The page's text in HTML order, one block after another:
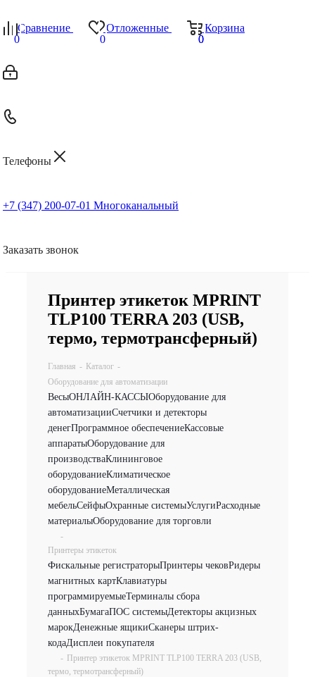
Сравнение
0
Отложенные
0
Корзина
0
0
Телефоны
+7 (347) 200-07-01 Многоканальный
Заказать звонок
Принтер этикеток MPRINT
TLP100 TERRA 203 (USB,
термо, термотрансферный)
Главная - Каталог -
Оборудование для автоматизации
ВесыОНЛАЙН-КАССЫОборудование для
автоматизацииСчетчики и детекторы
денегПрограммное обеспечениеКассовые
аппаратыОборудование для
производстваКлининговое
оборудованиеКлиматическое
оборудованиеМеталлическая
мебельСейфыОхранные системыУслугиРасходные
материалыОборудование для торговли
-
Принтеры этикеток
Фискальные регистраторыПринтеры чековРидеры
магнитных картКлавиатуры
программируемыеТерминалы сбора
данныхБумагаПОС системыДетекторы акцизных
марокДенежные ящикиСканеры штрих-
кодаДисплеи покупателя
- Принтер этикеток MPRINT TLP100 TERRA 203 (USB,
термо, термотрансферный)